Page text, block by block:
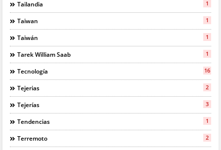
Tailandia 1
Taiwan 1
Taiwán 1
Tarek William Saab 1
Tecnología 16
Tejerias 2
Tejerías 3
Tendencias 1
Terremoto 2